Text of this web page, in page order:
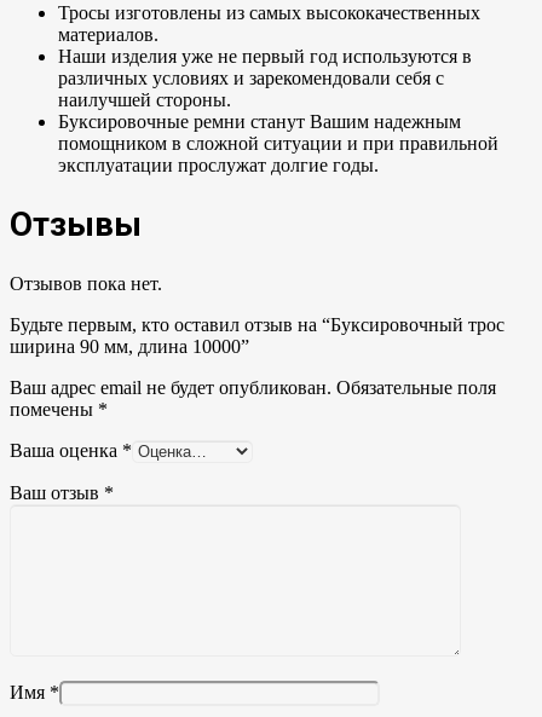
Тросы изготовлены из самых высококачественных
материалов.
Наши изделия уже не первый год используются в
различных условиях и зарекомендовали себя с
наилучшей стороны.
Буксировочные ремни станут Вашим надежным
помощником в сложной ситуации и при правильной
эксплуатации прослужат долгие годы.
Отзывы
Отзывов пока нет.
Будьте первым, кто оставил отзыв на “Буксировочный трос
ширина 90 мм, длина 10000”
Ваш адрес email не будет опубликован. Обязательные поля
помечены *
Ваша оценка *
Ваш отзыв *
Имя *